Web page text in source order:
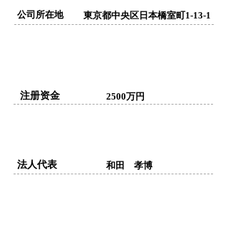
公司所在地 東京都中央区日本橋室町1-13-1
注册资金 2500万円
​法人代表 和田 孝博